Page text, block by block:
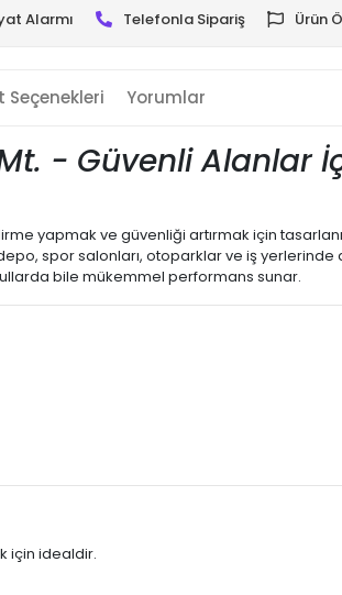
Alarmı Telefonla Sipariş Ürün
Seçenekleri Yorumlar
- Güvenli Alanlar
yapmak ve güvenliği artırmak için
spor salonları, otoparklar ve iş
bile mükemmel performans sunar.
için idealdir.